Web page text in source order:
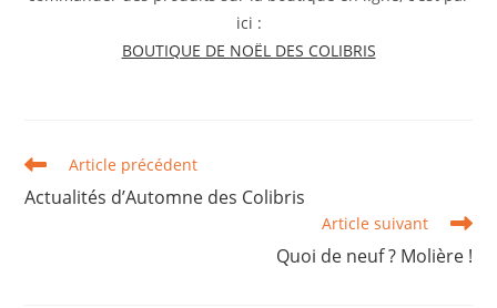
ici :
BOUTIQUE DE NOËL DES COLIBRIS
Article précédent
Actualités d’Automne des Colibris
Article suivant
Quoi de neuf ? Molière !